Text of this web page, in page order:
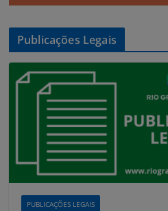
Publicações Legais
PUBLICAÇÕES LEGAIS